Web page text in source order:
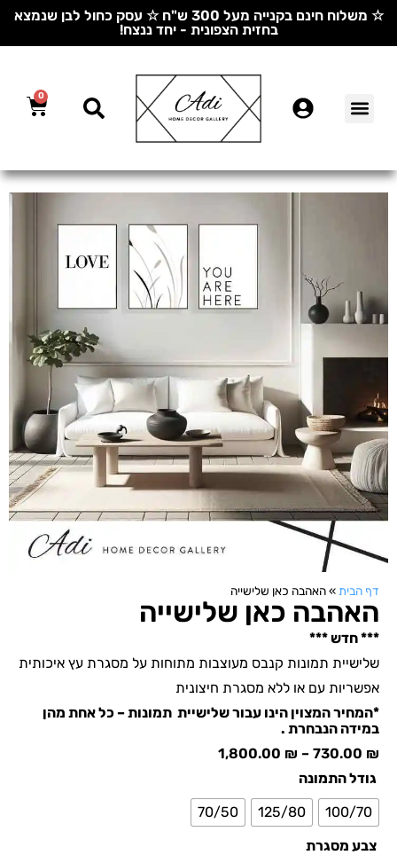
☆ משלוח חינם בקנייה מעל 300 ש"ח ☆ עסק כחול לבן שנמצא
בחזית הצפונית - יחד ננצח!
0
דף הבית »האהבה כאן שלישייה
האהבה כאן שלישייה
*** חדש ***
שלישיית תמונות קנבס מעוצבות מתוחות על מסגרת עץ איכותית
אפשריות עם או ללא מסגרת חיצונית
*המחיר המצוין הינו עבור שלישיית תמונות – כל אחת מהן
במידה הנבחרת .
730.00 ₪
–
1,800.00 ₪
גודל התמונה
100/70
125/80
70/50
צבע מסגרת